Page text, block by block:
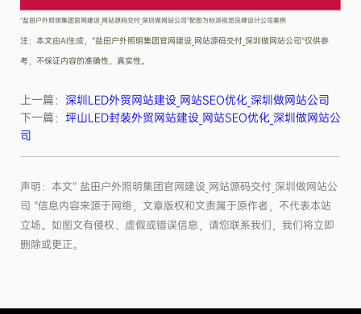
“盐田户外照明集团官网建设_网站源码交付_深圳做网站公司”配图为标派视觉品牌设计公司案例
注：本文由AI生成，“盐田户外照明集团官网建设_网站源码交付_深圳做网站公司”仅供参
考，不保证内容的准确性、真实性。
上一篇： 深圳LED外贸网站建设_网站SEO优化_深圳做网站公司
下一篇： 坪山LED封装外贸网站建设_网站SEO优化_深圳做网站公
司
声明：本文“ 盐田户外照明集团官网建设_网站源码交付_深圳做网站公
司 ”信息内容来源于网络，文章版权和文责属于原作者，不代表本站
立场。如图文有侵权、虚假或错误信息，请您联系我们，我们将立即
删除或更正。